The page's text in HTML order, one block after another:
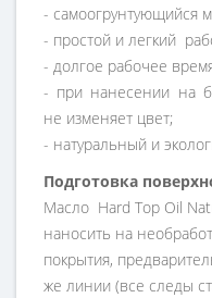
- самоогрунтующийся
- простой и легкий
- долгое рабочее
- при нанесении на
не изменяет цвет;
- натуральный и
Подготовка
Масло Hard Top Oil
наносить на
покрытия,
же линии (все следы